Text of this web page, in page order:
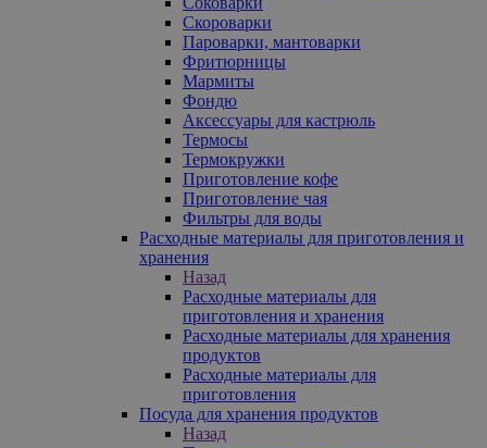
Скороварки
Пароварки, мантоварки
Фритюрницы
Мармиты
Фондю
Аксессуары для кастрюль
Термосы
Термокружки
Приготовление кофе
Приготовление чая
Фильтры для воды
Расходные материалы для приготовления и
хранения
Назад
Расходные материалы для
приготовления и хранения
Расходные материалы для хранения
продуктов
Расходные материалы для
приготовления
Посуда для хранения продуктов
Назад